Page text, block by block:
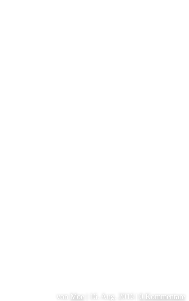
von Moe 16. Aug. 2016 0 Kommentare